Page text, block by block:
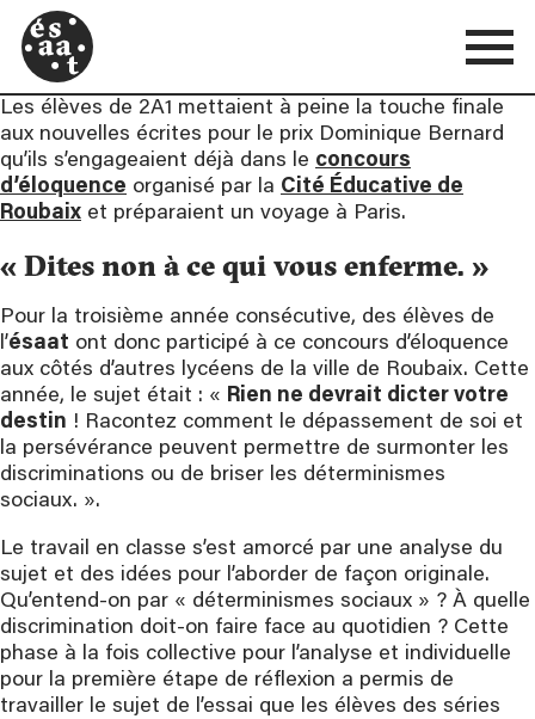
Les élèves de 2A1 mettaient à peine la touche finale
aux nouvelles écrites pour le prix Dominique Bernard
qu’ils s’engageaient déjà dans le concours
d’éloquence organisé par la Cité Éducative de
Roubaix et préparaient un voyage à Paris.
« Dites non à ce qui vous enferme. »
Pour la troisième année consécutive, des élèves de
l’ésaat ont donc participé à ce concours d’éloquence
aux côtés d’autres lycéens de la ville de Roubaix. Cette
année, le sujet était : « Rien ne devrait dicter votre
destin ! Racontez comment le dépassement de soi et
la persévérance peuvent permettre de surmonter les
discriminations ou de briser les déterminismes
sociaux. ».
Le travail en classe s’est amorcé par une analyse du
sujet et des idées pour l’aborder de façon originale.
Qu’entend-on par « déterminismes sociaux » ? À quelle
discrimination doit-on faire face au quotidien ? Cette
phase à la fois collective pour l’analyse et individuelle
pour la première étape de réflexion a permis de
travailler le sujet de l’essai que les élèves des séries